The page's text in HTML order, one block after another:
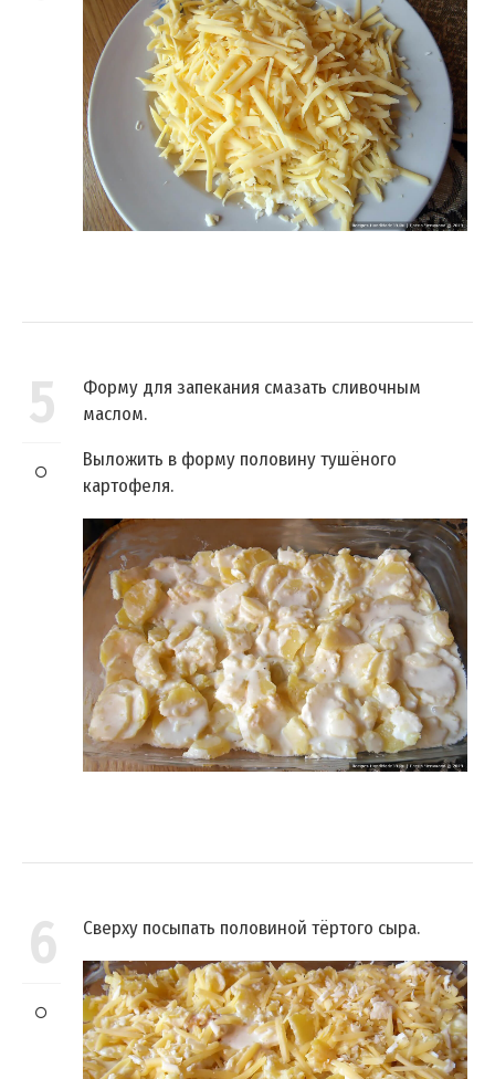
5
Форму для запекания смазать сливочным
маслом.
Выложить в форму половину тушёного
картофеля.
6 Сверху посыпать половиной тёртого сыра.